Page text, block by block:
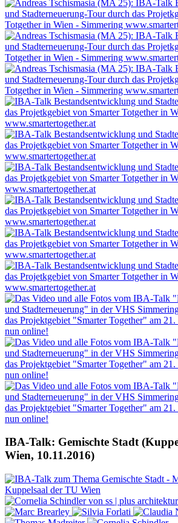
IBA-Talk: Gemischte Stadt
Wien, 10.11.2016)